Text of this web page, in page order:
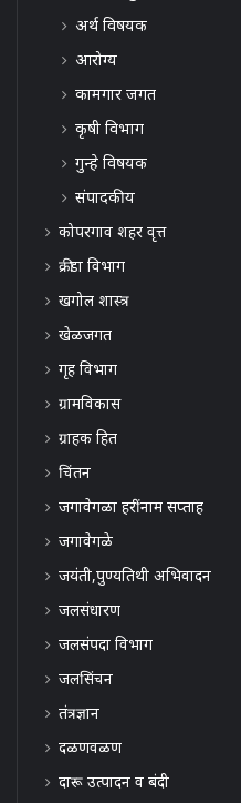
अर्थ विषयक
आरोग्य
कामगार जगत
कृषी विभाग
गुन्हे विषयक
संपादकीय
कोपरगाव शहर वृत्त
क्रीडा विभाग
खगोल शास्त्र
खेळजगत
गृह विभाग
ग्रामविकास
ग्राहक हित
चिंतन
जगावेगळा हरींनाम सप्ताह
जगावेगळे
जयंती,पुण्यतिथी अभिवादन
जलसंधारण
जलसंपदा विभाग
जलसिंचन
तंत्रज्ञान
दळणवळण
दारू उत्पादन व बंदी